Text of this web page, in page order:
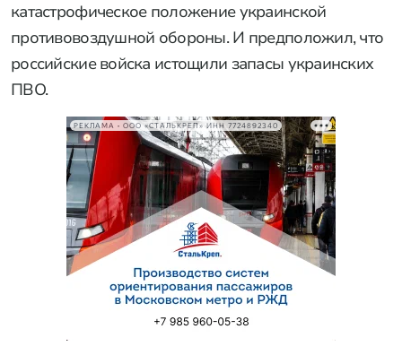
катастрофическое положение украинской
противовоздушной обороны. И предположил, что
российские войска истощили запасы украинских
ПВО.
РЕКЛАМА • ООО «СТАЛЬКРЕП» ИНН 7724892340